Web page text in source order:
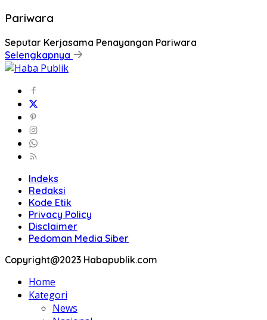
Pariwara
Seputar Kerjasama Penayangan Pariwara
Selengkapnya
Indeks
Redaksi
Kode Etik
Privacy Policy
Disclaimer
Pedoman Media Siber
Copyright@2023 Habapublik.com
Home
Kategori
News